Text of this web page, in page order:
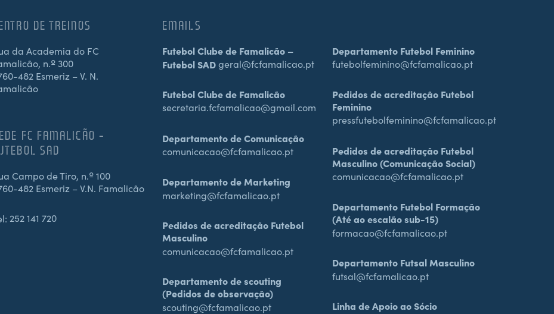
DE TREINOS
da Academia do FC
n.º 300
482 Esmeriz – V. N.
FC FAMALICÃO –
SAD
Campo de Tiro, n.º 100
482 Esmeriz – V.N. Famalicão
252 141 720
EMAILS
Futebol Clube de Famalicão –
Futebol SADgeral@fcfamalicao.pt
Futebol Clube de Famalicão
secretaria.fcfamalicao@gmail.com
Departamento de Comunicação
comunicacao@fcfamalicao.pt
Departamento de Marketing
marketing@fcfamalicao.pt
Pedidos de acreditação Futebol
Masculino
comunicacao@fcfamalicao.pt
Departamento de scouting
(Pedidos de observação)
scouting@fcfamalicao.pt
Departamento Futebol Feminino
futebolfeminino@fcfamalicao.pt
Pedidos de acreditação Futebol
Feminino
pressfutebolfeminino@fcfamalicao.pt
Pedidos de acreditação Futebol
Masculino (Comunicação Social)
comunicacao@fcfamalicao.pt
Departamento Futebol Formação
(Até ao escalão sub-15)
formacao@fcfamalicao.pt
Departamento Futsal Masculino
futsal@fcfamalicao.pt
Linha de Apoio ao Sócio